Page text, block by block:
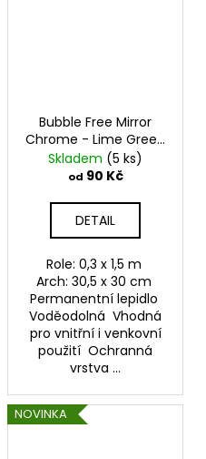
Bubble Free Mirror
Chrome - Lime Green
Samolepící vinylová
folie TeckWrap
Skladem (5 ks)
od 90 Kč
DETAIL
Role: 0,3 x 1,5 m
Arch: 30,5 x 30 cm
Permanentní lepidlo
Voděodolná Vhodná
pro vnitřní i venkovní
použití Ochranná
vrstva ...
NOVINKA